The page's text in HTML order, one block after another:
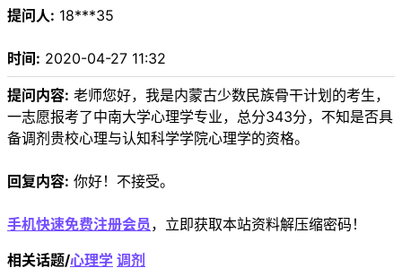
提问人: 18***35
时间: 2020-04-27 11:32
提问内容: 老师您好，我是内蒙古少数民族骨干计划的考生，
一志愿报考了中南大学心理学专业，总分343分，不知是否具
备调剂贵校心理与认知科学学院心理学的资格。
回复内容: 你好！不接受。
手机快速免费注册会员 ，立即获取本站资料解压缩密码！
相关话题/心理学 调剂